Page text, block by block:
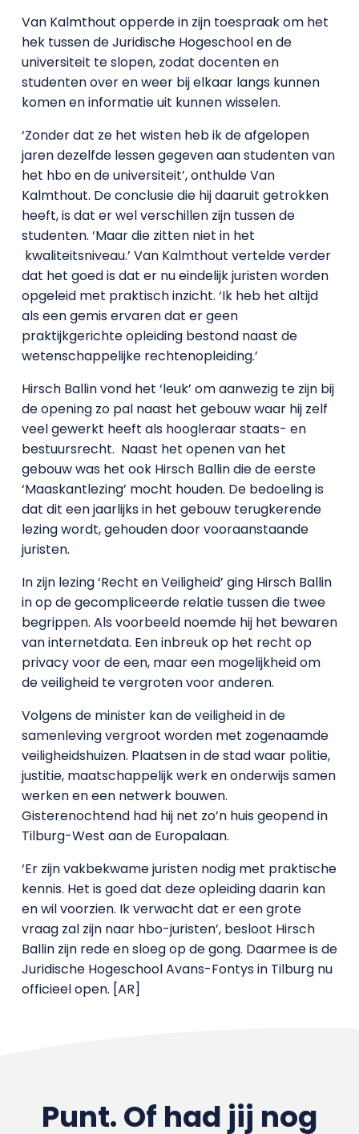
Van Kalmthout opperde in zijn toespraak om het
hek tussen de Juridische Hogeschool en de
universiteit te slopen, zodat docenten en
studenten over en weer bij elkaar langs kunnen
komen en informatie uit kunnen wisselen.
‘Zonder dat ze het wisten heb ik de afgelopen
jaren dezelfde lessen gegeven aan studenten van
het hbo en de universiteit’, onthulde Van
Kalmthout. De conclusie die hij daaruit getrokken
heeft, is dat er wel verschillen zijn tussen de
studenten. ‘Maar die zitten niet in het
kwaliteitsniveau.’ Van Kalmthout vertelde verder
dat het goed is dat er nu eindelijk juristen worden
opgeleid met praktisch inzicht. ‘Ik heb het altijd
als een gemis ervaren dat er geen
praktijkgerichte opleiding bestond naast de
wetenschappelijke rechtenopleiding.’
Hirsch Ballin vond het ‘leuk’ om aanwezig te zijn bij
de opening zo pal naast het gebouw waar hij zelf
veel gewerkt heeft als hoogleraar staats- en
bestuursrecht. Naast het openen van het
gebouw was het ook Hirsch Ballin die de eerste
‘Maaskantlezing’ mocht houden. De bedoeling is
dat dit een jaarlijks in het gebouw terugkerende
lezing wordt, gehouden door vooraanstaande
juristen.
In zijn lezing ‘Recht en Veiligheid’ ging Hirsch Ballin
in op de gecompliceerde relatie tussen die twee
begrippen. Als voorbeeld noemde hij het bewaren
van internetdata. Een inbreuk op het recht op
privacy voor de een, maar een mogelijkheid om
de veiligheid te vergroten voor anderen.
Volgens de minister kan de veiligheid in de
samenleving vergroot worden met zogenaamde
veiligheidshuizen. Plaatsen in de stad waar politie,
justitie, maatschappelijk werk en onderwijs samen
werken en een netwerk bouwen.
Gisterenochtend had hij net zo’n huis geopend in
Tilburg-West aan de Europalaan.
‘Er zijn vakbekwame juristen nodig met praktische
kennis. Het is goed dat deze opleiding daarin kan
en wil voorzien. Ik verwacht dat er een grote
vraag zal zijn naar hbo-juristen’, besloot Hirsch
Ballin zijn rede en sloeg op de gong. Daarmee is de
Juridische Hogeschool Avans-Fontys in Tilburg nu
officieel open. [AR]
Punt. Of had jij nog